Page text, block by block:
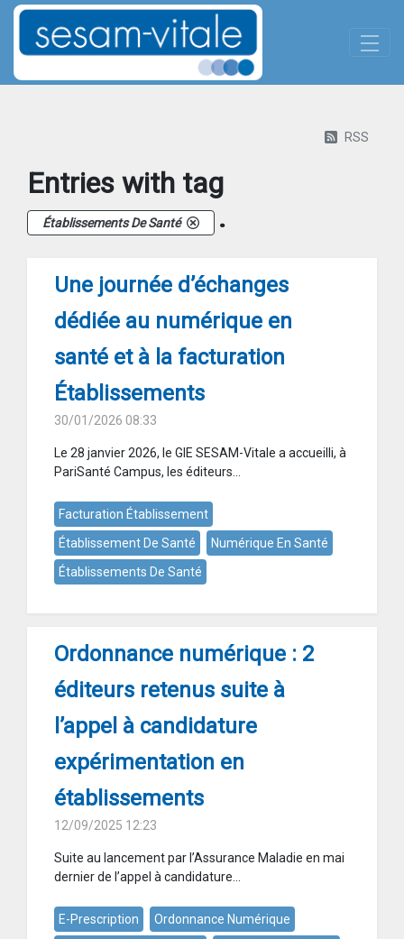
Skip to Main Content
RSS
Entries with tag
Établissements De Santé .
Une journée d’échanges
dédiée au numérique en
santé et à la facturation
Établissements
30/01/2026 08:33
Le 28 janvier 2026, le GIE SESAM-Vitale a accueilli, à
PariSanté Campus, les éditeurs...
Facturation Établissement
Établissement De Santé
Numérique En Santé
Établissements De Santé
Ordonnance numérique : 2
éditeurs retenus suite à
l’appel à candidature
expérimentation en
établissements
12/09/2025 12:23
Suite au lancement par l’Assurance Maladie en mai
dernier de l’appel à candidature...
E-Prescription
Ordonnance Numérique
Panneau de gestion des cookies